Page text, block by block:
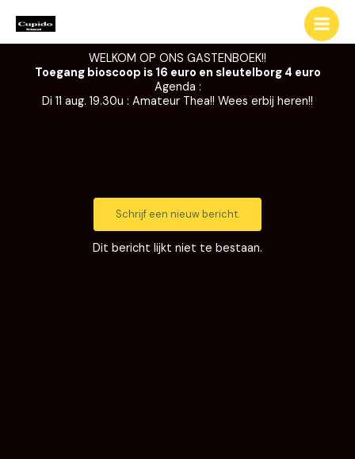
naar
de
WELKOM OP ONS GASTENBOEK!!
Toegang bioscoop is 16 euro en sleutelborg 4 euro
Agenda :
Di 11 aug. 19.30u : Amateur Thea!! Wees erbij heren!!
Dit bericht lijkt niet te bestaan.